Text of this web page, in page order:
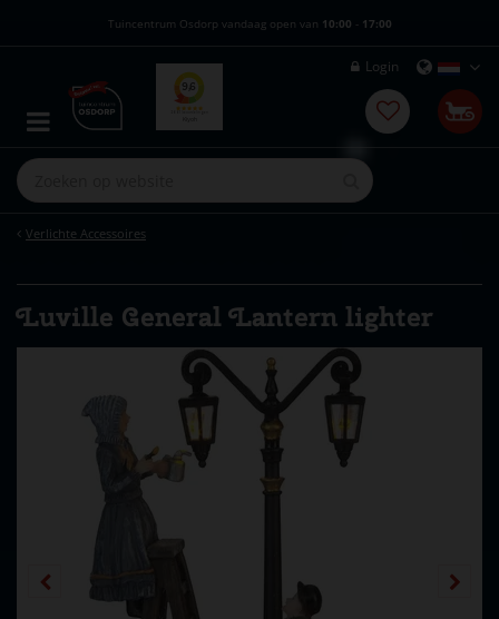
Verlichte Accessoires
Tuincentrum Osdorp vandaag open van 10:00 - 17:00
Login
Luville General Lantern lighter